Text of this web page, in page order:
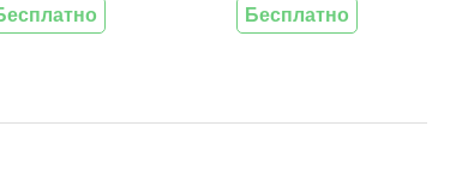
Бесплатно